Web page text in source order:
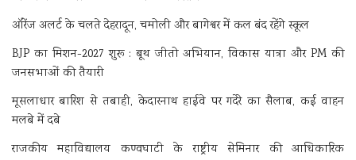
ऑरेंज अलर्ट के चलते देहरादून, चमोली और बागेश्वर में कल बंद रहेंगे स्कूल
BJP का मिशन-2027 शुरू : बूथ जीतो अभियान, विकास यात्रा और PM की
जनसभाओं की तैयारी
मूसलाधार बारिश से तबाही, केदारनाथ हाईवे पर गदेरे का सैलाब, कई वाहन
मलबे में दबे
राजकीय महाविद्यालय कण्वघाटी के राष्ट्रीय सेमिनार की आधिकारिक